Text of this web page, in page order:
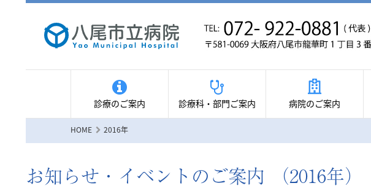
診療のご案内 診療科・部門ご案内 病院のご案内
HOME 2016年
お知らせ・イベントのご案内 （2016年）